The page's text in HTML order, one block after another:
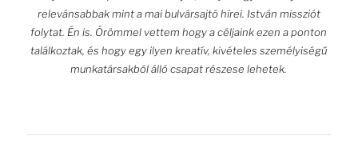
relevánsabbak mint a mai bulvársajtó hírei. István missziót
folytat. Én is. Örömmel vettem hogy a céljaink ezen a ponton
találkoztak, és hogy egy ilyen kreatív, kivételes személyiségű
munkatársakból álló csapat részese lehetek.